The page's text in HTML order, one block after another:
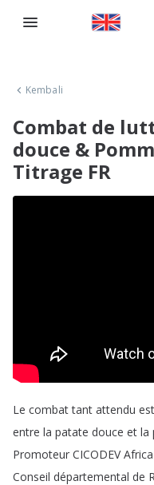
Kembali
Combat de
douce &
Titrage FR
Le combat tant attendu est
entre la patate douce et la
Promoteur CICODEV Africa
Conseil départemental de